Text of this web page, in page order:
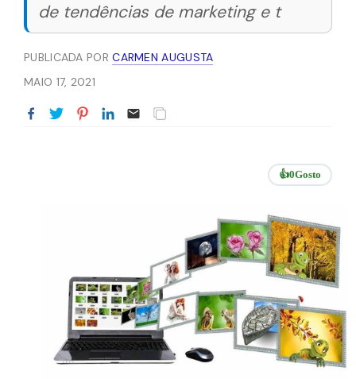
de tendências de marketing e t
PUBLICADA PORCARMEN AUGUSTA
MAIO 17, 2021
👍0Gosto